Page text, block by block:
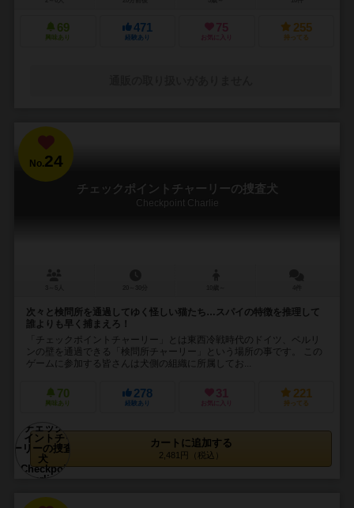
69
興味あり
471
経験あり
75
お気に入り
255
持ってる
No.24
チェックポイントチャーリーの捜査犬
Checkpoint Charlie
次々と検問所を通過してゆく怪しい猫たち…スパイの特徴を推理して
誰よりも早く捕まえろ！
「チェックポイントチャーリー」とは東西冷戦時代のドイツ、ベルリ
ンの壁を通過できる「検問所チャーリー」という場所の事です。 この
ゲームに参加する皆さんは犬側の組織に所属してお...
70
興味あり
278
経験あり
31
お気に入り
221
持ってる
カートに追加する
2,481円（税込）